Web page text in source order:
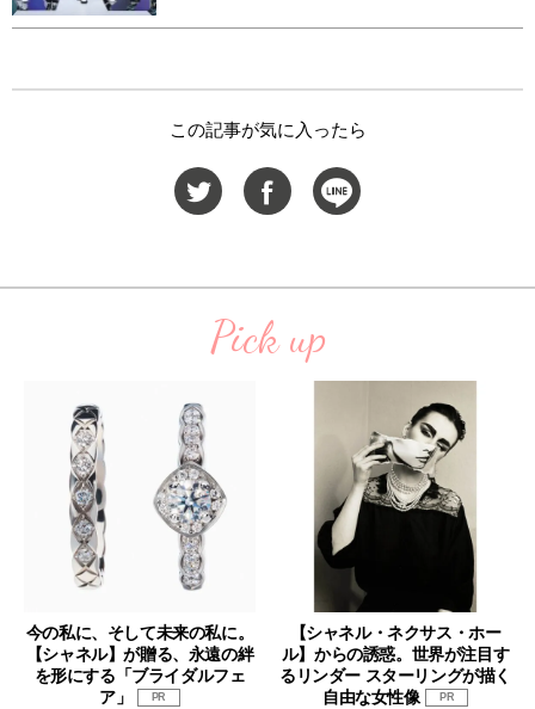
この記事が気に入ったら
Pick up
今の私に、そして未来の私に。
【シャネル】が贈る、永遠の絆
を形にする「ブライダルフェ
ア」
PR
【シャネル・ネクサス・ホー
ル】からの誘惑。世界が注目す
るリンダー スターリングが描く
自由な女性像
PR